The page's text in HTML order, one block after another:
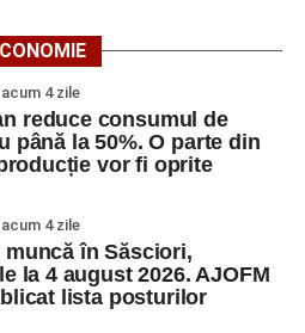
acum 4 zile
reduce consumul de
până la 50%. O parte din
vor fi oprite
acum 4 zile
muncă în Săsciori,
la 4 august 2026. AJOFM
lista posturilor